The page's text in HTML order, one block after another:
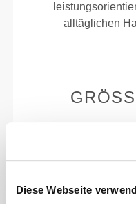
Diese Webseite
alltäglichen